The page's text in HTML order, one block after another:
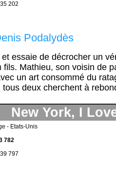
202
Podalydès
essaie de décrocher un
Mathieu, son voisin de
un art consommé du
deux cherchent à
New York, I
- Etats-Unis
782
797